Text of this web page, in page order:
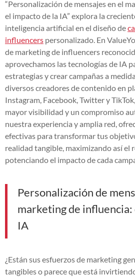
“Personalización de mensajes en el
el impacto de la IA” explora la
inteligencia artificial en el diseño de
influencers personalizado. En
de marketing de influencers
aprovechamos las tecnologías de IA
estrategias y crear campañas a
diversos creadores de contenido en
Instagram, Facebook, Twitter y
mayor visibilidad y un compromiso
nuestra experiencia y amplia red,
efectivas para transformar tus
realidad tangible, maximizando así el
potenciando el impacto de cada
Personalización de
marketing de influencia:
IA
¿Están sus esfuerzos de marketing
tangibles o parece que está